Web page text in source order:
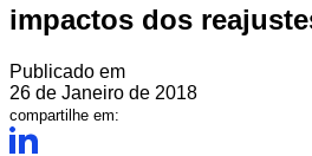
impactos dos
Publicado em
26 de Janeiro de 2018
compartilhe em: